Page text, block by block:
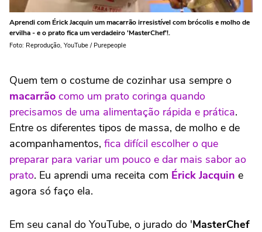
Aprendi com Érick Jacquin um macarrão irresistível com brócolis e molho de
ervilha - e o prato fica um verdadeiro 'MasterChef'!.
Foto: Reprodução, YouTube / Purepeople
Quem tem o costume de cozinhar usa sempre o
macarrão como um prato coringa quando
precisamos de uma alimentação rápida e prática.
Entre os diferentes tipos de massa, de molho e de
acompanhamentos, fica difícil escolher o que
preparar para variar um pouco e dar mais sabor ao
prato. Eu aprendi uma receita com Érick Jacquin e
agora só faço ela.
Em seu canal do YouTube, o jurado do 'MasterChef